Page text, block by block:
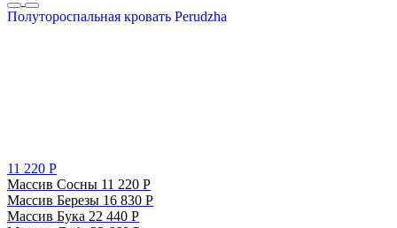
Полутороспальная кровать Perudzha
11 220 Р
Массив Сосны 11 220 Р
Массив Березы 16 830 Р
Массив Бука 22 440 Р